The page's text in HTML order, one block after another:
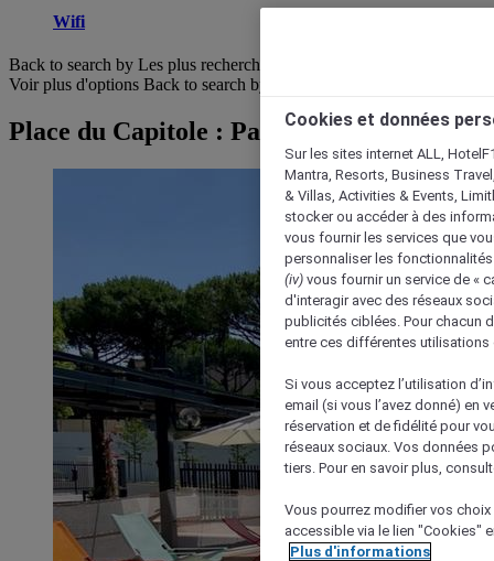
Wifi
Back to search by Les plus recherchés
Voir plus d'options Back to search by categories
Place du Capitole : Parcourir les hôtels
Cookies et données
Sur les sites internet ALL,
Mantra, Resorts, Business
& Villas, Activities & Events,
stocker ou accéder à des
vous fournir les services que
personnaliser les
(iv) vous fournir un service de «
d'interagir avec des réseaux
publicités ciblées. Pour chacun
entre ces différentes utilisations
Si vous acceptez l’utilisation
email (si vous l’avez donné) en
réservation et de fidélité pour
réseaux sociaux. Vos données
tiers. Pour en savoir plus,
Vous pourrez modifier vos
accessible via le lien "Cookies"
Plus d'informations